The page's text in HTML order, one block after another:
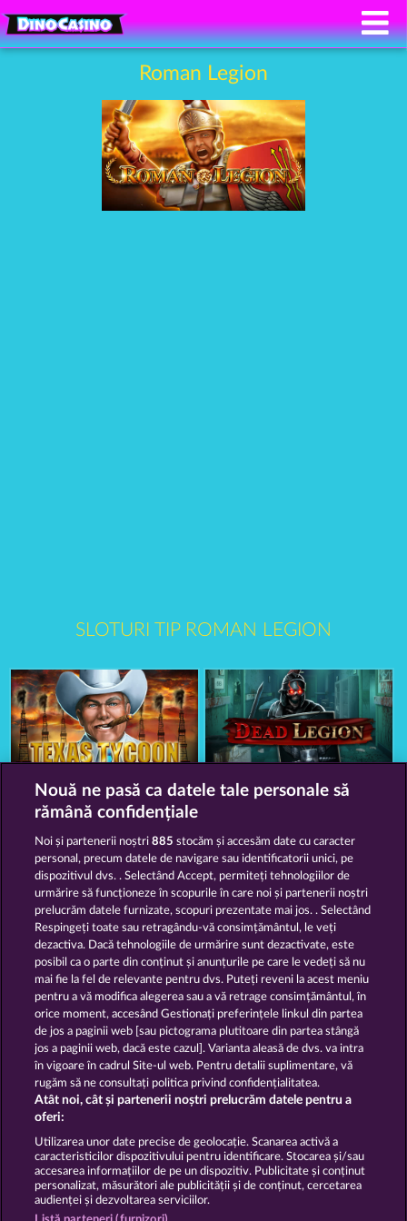
Roman Legion
SLOTURI TIP ROMAN LEGION
Texas Tycoon Dead Legion
Balthazar Roman Legion Xtreme
Termeni și condiții
Declarație de confidențialitate
Asistență tehnică Firmă
Întrebări frecvente
Trimite Cererea de Retragere
Nouă ne pasă ca datele tale personale să
rămână confidențiale
Noi și partenerii noștri885 stocăm și accesăm date cu caracter
personal, precum datele de navigare sau identificatorii unici, pe
dispozitivul dvs. . Selectând Accept, permiteți tehnologiilor de
urmărire să funcționeze în scopurile în care noi și partenerii noștri
prelucrăm datele furnizate, scopuri prezentate mai jos. . Selectând
Respingeți toate sau retragându-vă consimțământul, le veți
dezactiva. Dacă tehnologiile de urmărire sunt dezactivate, este
posibil ca o parte din conținut și anunțurile pe care le vedeți să nu
mai fie la fel de relevante pentru dvs. Puteți reveni la acest meniu
pentru a vă modifica alegerea sau a vă retrage consimțământul, în
orice moment, accesând Gestionați preferințele linkul din partea
de jos a paginii web [sau pictograma plutitoare din partea stângă
jos a paginii web, dacă este cazul]. Varianta aleasă de dvs. va intra
în vigoare în cadrul Site-ul web. Pentru detalii suplimentare, vă
rugăm să ne consultați politica privind confidențialitatea.
Atât noi, cât și partenerii noștri prelucrăm datele pentru a
oferi:
Utilizarea unor date precise de geolocație. Scanarea activă a
caracteristicilor dispozitivului pentru identificare. Stocarea și/sau
accesarea informațiilor de pe un dispozitiv. Publicitate și conținut
personalizat, măsurători ale publicității și de conținut, cercetarea
audienței și dezvoltarea serviciilor.